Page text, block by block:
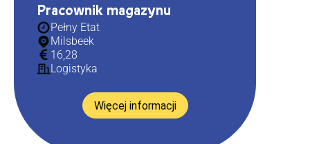
Pracownik magazynu
Pełny Etat
Milsbeek
16,28
Logistyka
Więcej informacji